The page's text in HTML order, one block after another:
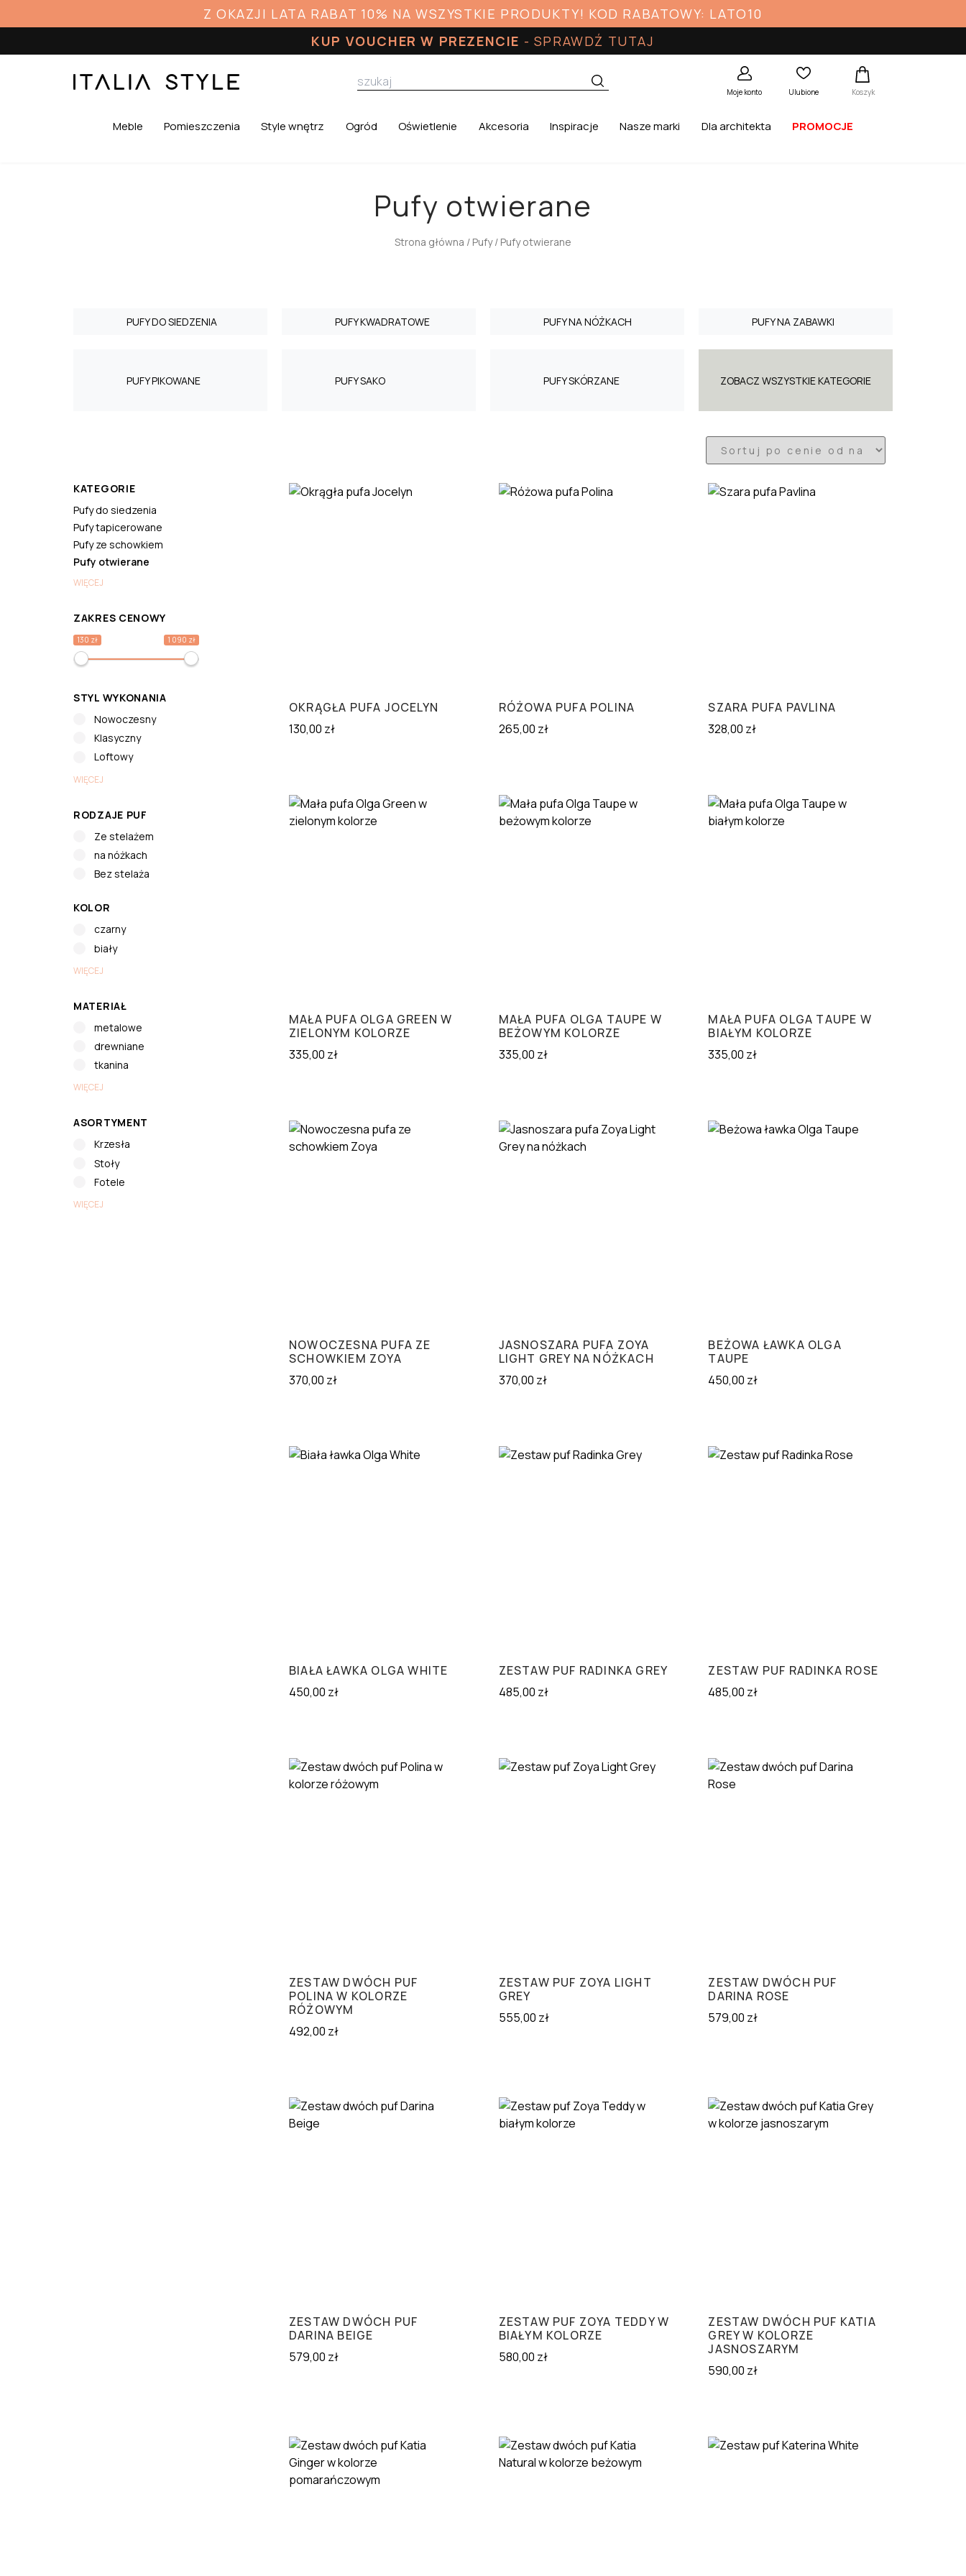
Z OKAZJI LATA RABAT 10% NA WSZYSTKIE PRODUKTY! KOD RABATOWY: LATO10
KUP VOUCHER W PREZENCIE - SPRAWDŹ TUTAJ
Moje konto Ulubione Koszyk
Meble Pomieszczenia Style wnętrz Ogród Oświetlenie Akcesoria Inspiracje Nasze marki Dla architekta PROMOCJE
Pufy otwierane
Strona główna / Pufy/ Pufy otwierane
PUFY DO SIEDZENIA PUFY KWADRATOWE PUFY NA NÓŻKACH PUFY NA ZABAWKI
PUFY PIKOWANE PUFY SAKO PUFY SKÓRZANE ZOBACZ WSZYSTKIE KATEGORIE
KATEGORIE
Pufy do siedzenia
Pufy tapicerowane
Pufy ze schowkiem
Pufy otwierane
WIĘCEJ
ZAKRES CENOWY
130 zł 1 090 zł
STYL WYKONANIA
Nowoczesny
Klasyczny
Loftowy
WIĘCEJ
RODZAJE PUF
Ze stelażem
na nóżkach
Bez stelaża
KOLOR
czarny
biały
WIĘCEJ
MATERIAŁ
metalowe
drewniane
tkanina
WIĘCEJ
ASORTYMENT
Krzesła
Stoły
Fotele
WIĘCEJ
OKRĄGŁA PUFA JOCELYN
130,00 zł
RÓŻOWA PUFA POLINA
265,00 zł
SZARA PUFA PAVLINA
328,00 zł
MAŁA PUFA OLGA GREEN W
ZIELONYM KOLORZE
335,00 zł
MAŁA PUFA OLGA TAUPE W
BEŻOWYM KOLORZE
335,00 zł
MAŁA PUFA OLGA TAUPE W
BIAŁYM KOLORZE
335,00 zł
NOWOCZESNA PUFA ZE
SCHOWKIEM ZOYA
370,00 zł
JASNOSZARA PUFA ZOYA
LIGHT GREY NA NÓŻKACH
370,00 zł
BEŻOWA ŁAWKA OLGA
TAUPE
450,00 zł
BIAŁA ŁAWKA OLGA WHITE
450,00 zł
ZESTAW PUF RADINKA GREY
485,00 zł
ZESTAW PUF RADINKA ROSE
485,00 zł
ZESTAW DWÓCH PUF
POLINA W KOLORZE
RÓŻOWYM
492,00 zł
ZESTAW PUF ZOYA LIGHT
GREY
555,00 zł
ZESTAW DWÓCH PUF
DARINA ROSE
579,00 zł
ZESTAW DWÓCH PUF
DARINA BEIGE
579,00 zł
ZESTAW PUF ZOYA TEDDY W
BIAŁYM KOLORZE
580,00 zł
ZESTAW DWÓCH PUF KATIA
GREY W KOLORZE
JASNOSZARYM
590,00 zł